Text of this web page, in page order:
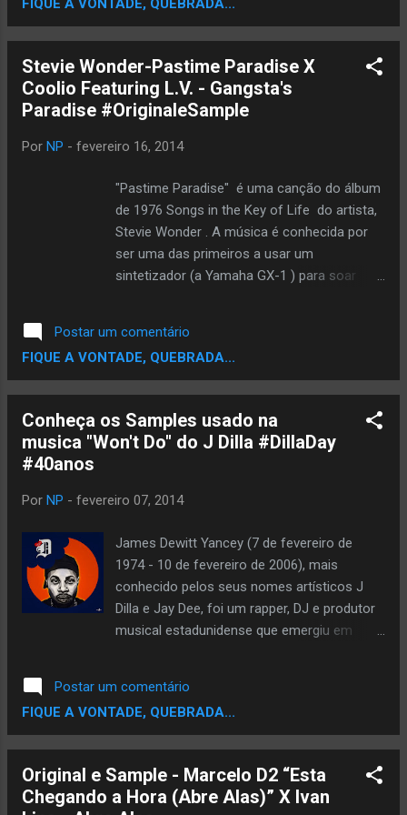
onde ele sampleou..? eu sempre achei que
esta melodia vinha de um funk,soul pesado
de um som da Ana Carolina.. isto mesmo
manos Ana Carolina.. a musica "Mente do
Vilão" usa um sample da musica "Nada te
Faltará" da cantor brasileira Ana Carolina..
Stevie Wonder-Pastime Paradise X
Coolio Featuring L.V. - Gangsta's
Paradise #OriginaleSample
Por NP - fevereiro 16, 2014
"Pastime Paradise" é uma canção do álbum
de 1976 Songs in the Key of Life do artista,
Stevie Wonder . A música é conhecida por
ser uma das primeiros a usar um
sintetizador (a Yamaha GX-1 ) para soar
buscar o prazer sociedade dos tempos
modernos. A canção é dito ter um tom
religioso, devido ao seu uso de um coro e
representam comportamento que maravilha
encontra como o pecado: "Diga-me que um
você e eu dissipação das relações raciais, a
isolamento, a exploração, a mutilação,
mutações.? , má criação, a confirmação
para os males do mundo ". Covers, Samples
e paródias Alguns dos artistas que
cantaram ou samplearam "Pastime
havia lançado ...
Postar um comentário
FIQUE A VONTADE, QUEBRADA...
Conheça os Samples usado na
musica "Won't Do" do J Dilla #DillaDay
#40anos
Por NP - fevereiro 07, 2014
James Dewitt Yancey (7 de fevereiro de
1974 - 10 de fevereiro de 2006), mais
conhecido pelos seus nomes artísticos J
Dilla e Jay Dee, foi um rapper, DJ e produtor
musical estadunidense que emergiu em
mais influentes produtores de toda a
história, trabalhou com De La Soul, Busta
Rhymes e Common.2 Ele foi diagnosticado
trombótica, um rara doença sanguínea,
tendo sofrido um ataque cardíaco em 10 de
Postar um comentário
FIQUE A VONTADE, QUEBRADA...
Original e Sample - Marcelo D2 “Esta
Chegando a Hora (Abre Alas)” X Ivan